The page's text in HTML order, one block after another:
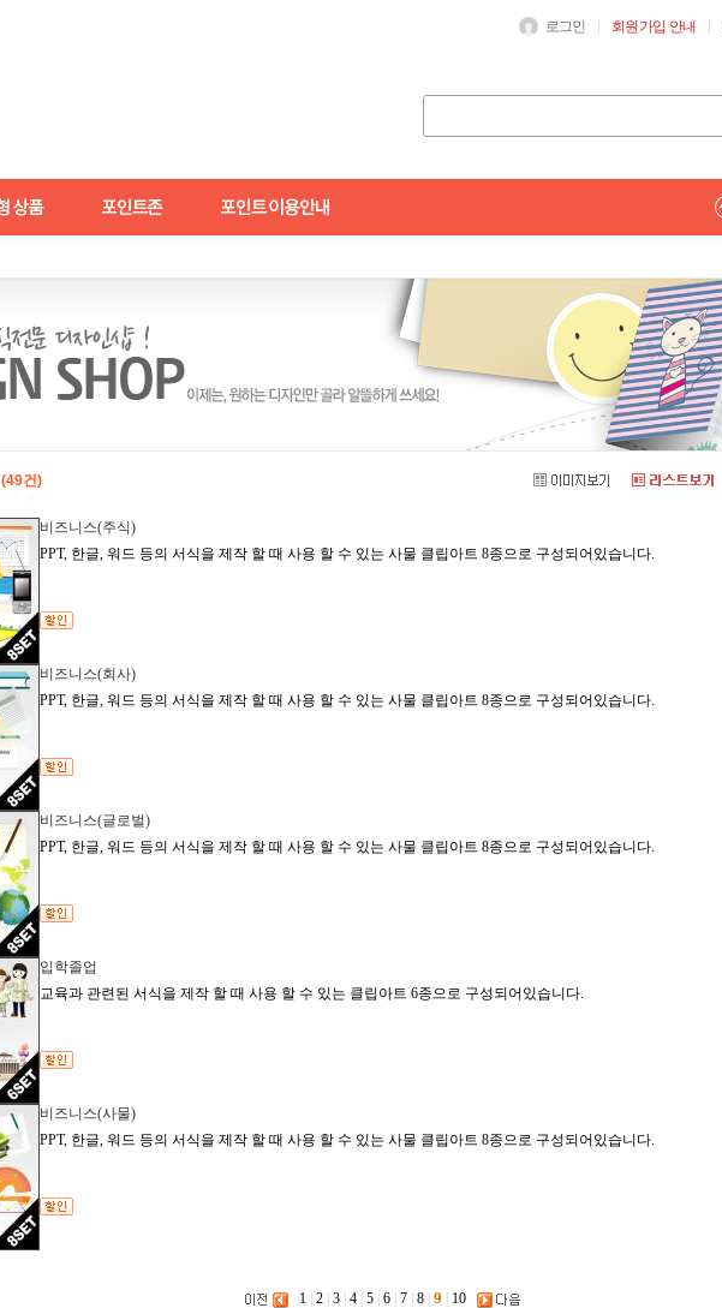
로그인 회원가입 안내
(49건)
비즈니스(주식)
PPT, 한글, 워드 등의 서식을 제작 할 때 사용 할 수 있는 사물 클립아트 8종으로 구성되어있습니다.
비즈니스(회사)
PPT, 한글, 워드 등의 서식을 제작 할 때 사용 할 수 있는 사물 클립아트 8종으로 구성되어있습니다.
비즈니스(글로벌)
PPT, 한글, 워드 등의 서식을 제작 할 때 사용 할 수 있는 사물 클립아트 8종으로 구성되어있습니다.
입학졸업
교육과 관련된 서식을 제작 할 때 사용 할 수 있는 클립아트 6종으로 구성되어있습니다.
비즈니스(사물)
PPT, 한글, 워드 등의 서식을 제작 할 때 사용 할 수 있는 사물 클립아트 8종으로 구성되어있습니다.
1 2 3 4 5 6 7 8 9 10